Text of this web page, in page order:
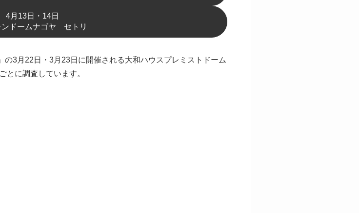
4月13日・14日
ンドームナゴヤ セトリ
3月22日・3月23日に開催される大和ハウスプレミストドーム
とに調査しています。